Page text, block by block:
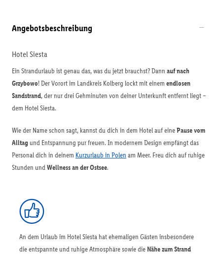
Angebotsbeschreibung
Hotel Siesta
Ein Strandurlaub ist genau das, was du jetzt brauchst? Dann auf nach
Grzybowo! Der Vorort im Landkreis Kolberg lockt mit einem endlosen
Sandstrand, der nur drei Gehminuten von deiner Unterkunft entfernt liegt –
dem Hotel Siesta.
Wie der Name schon sagt, kannst du dich in dem Hotel auf einePause vom
Alltag und Entspannung pur freuen. In modernem Design empfängt das
Personal dich in deinem Kurzurlaub in Polen am Meer. Freu dich auf ruhige
Stunden undWellness an der Ostsee.
An dem Urlaub im Hotel Siesta hat ehemaligen Gästen insbesondere
die entspannte und ruhige Atmosphäre sowie die Nähe zum Strand